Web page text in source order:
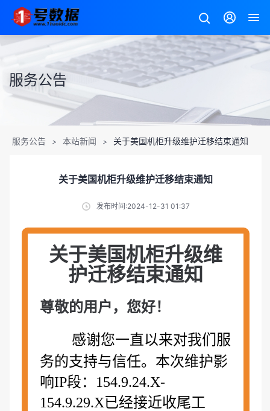
服务公告
服务公告 > 本站新闻 > 关于美国机柜升级维护迁移结束通知
关于美国机柜升级维护迁移结束通知
发布时间:2024-12-31 01:37
关于美国机柜升级维
护迁移结束通知
尊敬的用户，您好！
感谢您一直以来对我们服
务的支持与信任。本次维护影
响IP段：154.9.24.X-
154.9.29.X已经接近收尾工